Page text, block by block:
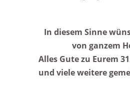
In diesem Sinne
von ganzem
Alles Gute zu Eurem
und viele weitere